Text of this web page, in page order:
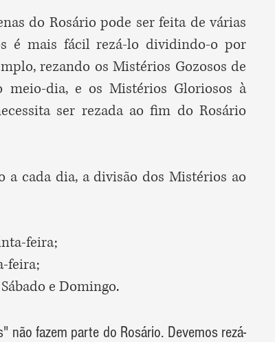
do Rosário pode ser feita de várias
é mais fácil rezá-lo dividindo-o por
rezando os Mistérios Gozosos de
meio-dia, e os Mistérios Gloriosos à
ser rezada ao fim do Rosário
a cada dia, a divisão dos Mistérios ao
feira;
feira;
e Domingo.
não fazem parte do Rosário. Devemos rezá-